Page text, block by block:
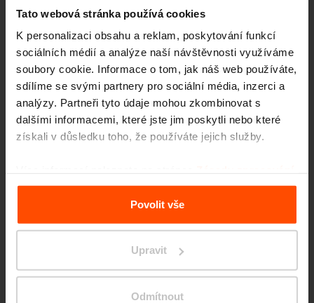
Tato webová stránka používá cookies
K personalizaci obsahu a reklam, poskytování funkcí
sociálních médií a analýze naší návštěvnosti využíváme
soubory cookie. Informace o tom, jak náš web používáte,
sdílíme se svými partnery pro sociální média, inzerci a
analýzy. Partneři tyto údaje mohou zkombinovat s
dalšími informacemi, které jste jim poskytli nebo které
získali v důsledku toho, že používáte jejich služby.
osobních údajů.
Povolit vše
Upravit
Odmítnout
Seattle – Popup park